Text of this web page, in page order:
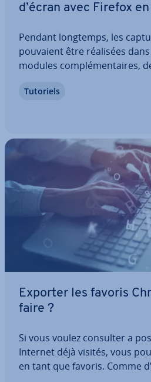
d’écran avec Firefox
Pendant longtemps, les
pouvaient être réalisées dans
modules com­plé­men­taires,
outil de capture d’écran
Tutoriels
Exporter les favoris
faire ?
Si vous voulez consulter a
Internet déjà visités, vous
en tant que favoris. Comme